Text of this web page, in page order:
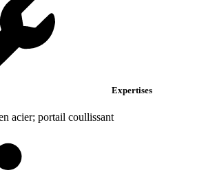
Expertises
acier; portail coullissant